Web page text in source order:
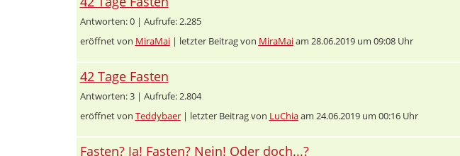
Antworten: 0 | Aufrufe: 2.285
eröffnet von MiraMai| letzter Beitrag von MiraMaiam 28.06.2019 um 09:08 Uhr
42 Tage Fasten
Antworten: 3 | Aufrufe: 2.804
eröffnet von Teddybaer| letzter Beitrag von LuChiaam 24.06.2019 um 00:16 Uhr
Fasten? Ja! Fasten? Nein! Oder doch...?